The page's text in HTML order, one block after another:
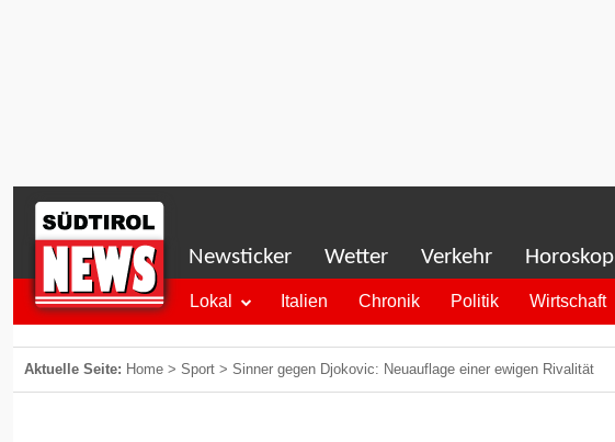
Newsticker Wetter Verkehr Horoskop
Lokal Italien Chronik Politik Wirtschaft
Aktuelle Seite: Home > Sport > Sinner gegen Djokovic: Neuauflage einer ewigen Rivalität